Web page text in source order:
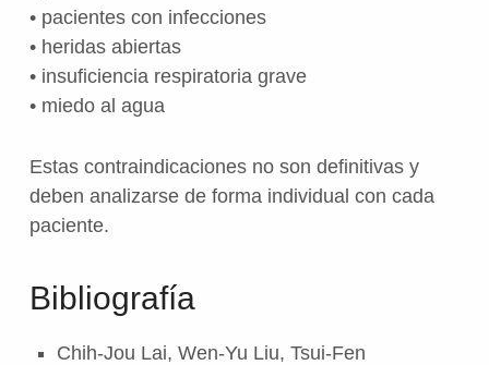
• pacientes con infecciones
• heridas abiertas
• insuficiencia respiratoria grave
• miedo al agua
Estas contraindicaciones no son definitivas y
deben analizarse de forma individual con cada
paciente.
Bibliografía
Chih-Jou Lai, Wen-Yu Liu, Tsui-Fen